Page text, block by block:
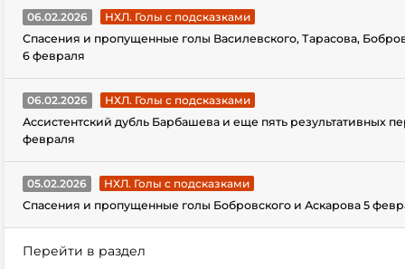
06.02.2026
НХЛ. Голы с подсказками
Спасения и пропущенные голы Василевского, Тарасова,
6 февраля
06.02.2026
НХЛ. Голы с подсказками
Ассистентский дубль Барбашева и еще пять результативных
февраля
05.02.2026
НХЛ. Голы с подсказками
Спасения и пропущенные голы Бобровского и Аскарова 5
Перейти в раздел